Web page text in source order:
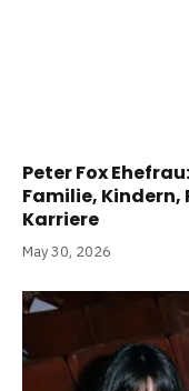
Peter Fox
Familie, Kindern,
Karriere
May 30, 2026